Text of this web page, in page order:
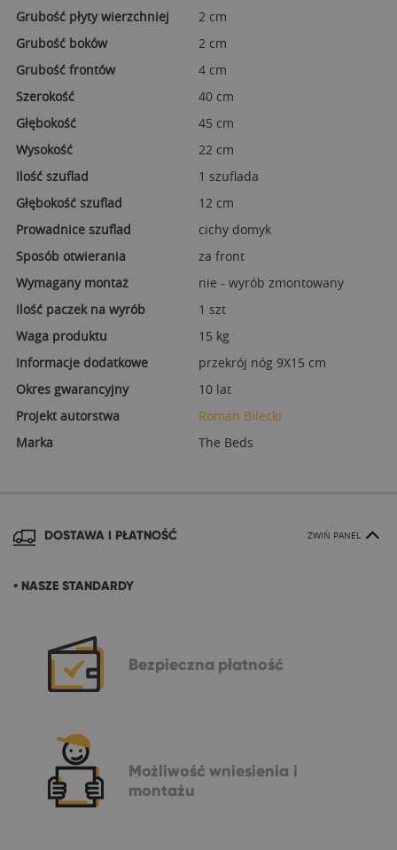
Grubość płyty wierzchniej
2 cm
Grubość boków
2 cm
Grubość frontów
4 cm
Szerokość
40 cm
Głębokość
45 cm
Wysokość
22 cm
Ilość szuflad
1 szuflada
Głębokość szuflad
12 cm
Prowadnice szuflad
cichy domyk
Sposób otwierania
za front
Wymagany montaż
nie - wyrób zmontowany
Ilość paczek na wyrób
1 szt
Waga produktu
15 kg
Informacje dodatkowe
przekrój nóg 9X15 cm
Okres gwarancyjny
10 lat
Projekt autorstwa
Roman Bilecki
Marka
The Beds
DOSTAWA I PŁATNOŚĆ ZWIŃ PANEL
• NASZE STANDARDY
Bezpieczna płatność
Możliwość wniesienia i
montażu